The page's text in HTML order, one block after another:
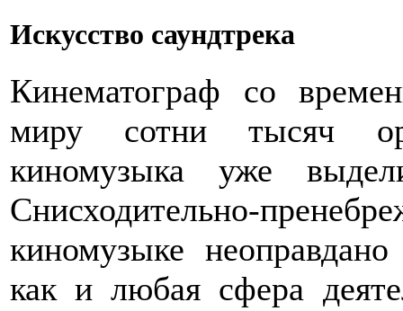
Искусство саундтрека
Кинематограф со
миру сотни тысяч
киномузыка уже
Снисходительно-
киномузыке
как и любая сфера